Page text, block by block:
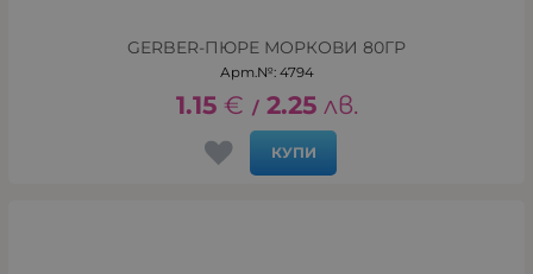
GERBER-ПЮРЕ МОРКОВИ 80ГР
Арт.№: 4794
1.15 € / 2.25 лв.
КУПИ